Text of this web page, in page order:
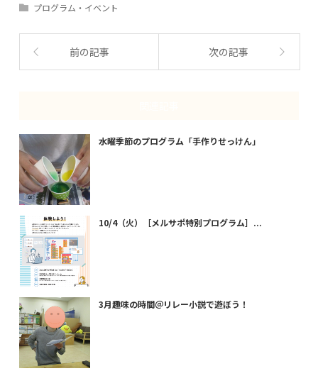
プログラム・イベント
前の記事 次の記事
水曜季節のプログラム「手作りせっけん」
10/4（火）［メルサポ特別プログラム］...
3月趣味の時間＠リレー小説で遊ぼう！